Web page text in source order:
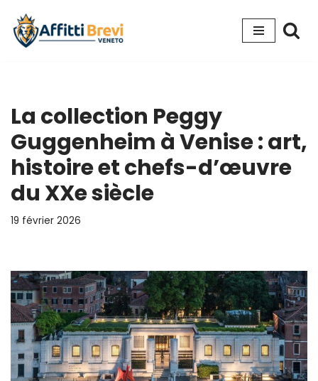
Aller
La collection Peggy
Guggenheim à Venise : art,
histoire et chefs-d’œuvre
du XXe siècle
19 février 2026